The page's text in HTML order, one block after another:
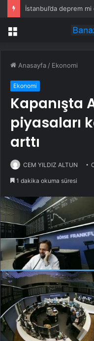
Menü
Anasayfa / Ekonomi
Ekonomi
Kapanışta
piyasaları
arttı
CEM YILDIZ ALTUN
1 dakika okuma süresi